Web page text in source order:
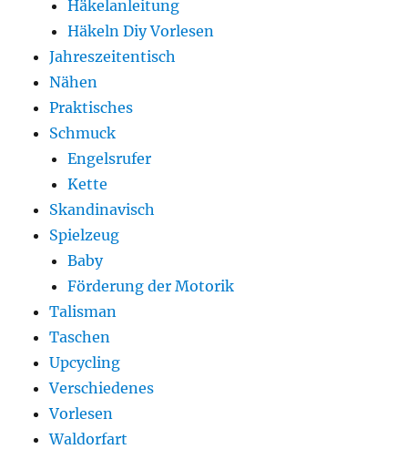
Häkelanleitung
Häkeln Diy Vorlesen
Jahreszeitentisch
Nähen
Praktisches
Schmuck
Engelsrufer
Kette
Skandinavisch
Spielzeug
Baby
Förderung der Motorik
Talisman
Taschen
Upcycling
Verschiedenes
Vorlesen
Waldorfart